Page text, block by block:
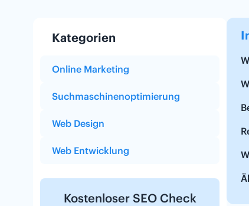
Kategorien
Online Marketing
Suchmaschinenoptimierung
Web Design
Web Entwicklung
Kostenloser SEO Check